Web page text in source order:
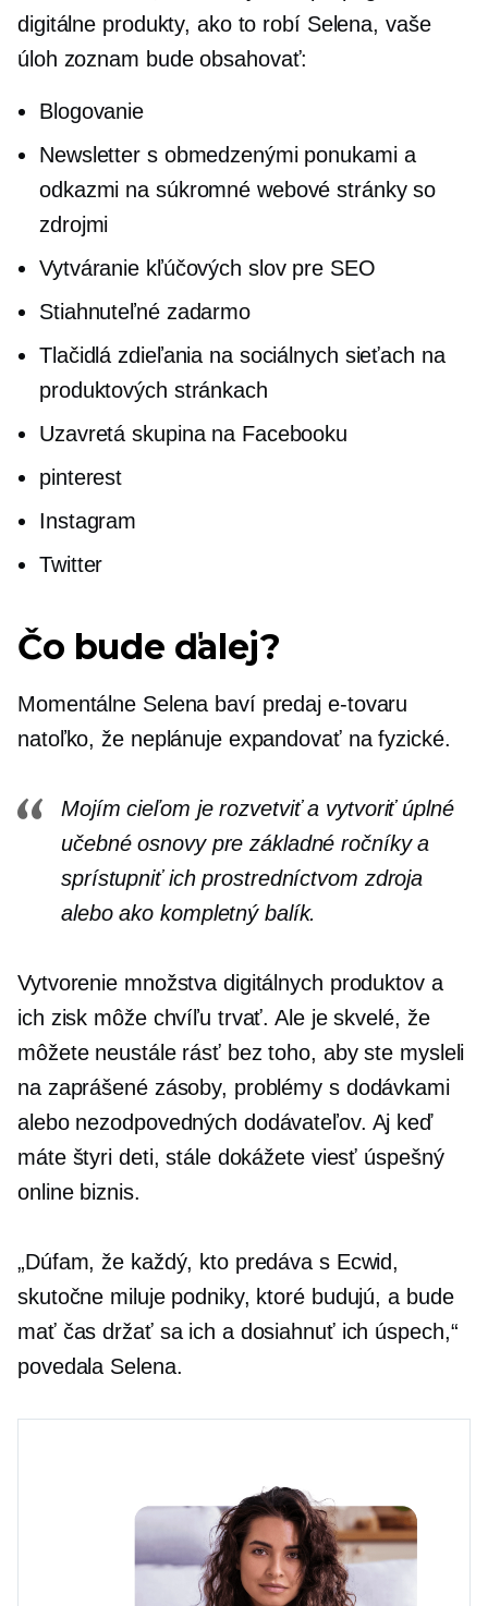
digitálne produkty, ako to robí Selena, vaše
úloh zoznam bude obsahovať:
Blogovanie
Newsletter s obmedzenými ponukami a
odkazmi na súkromné ​​webové stránky so
zdrojmi
Vytváranie kľúčových slov pre SEO
Stiahnuteľné zadarmo
Tlačidlá zdieľania na sociálnych sieťach na
produktových stránkach
Uzavretá skupina na Facebooku
pinterest
Instagram
Twitter
Čo bude ďalej?
Momentálne Selena baví predaj e-tovaru
natoľko, že neplánuje expandovať na fyzické.
Mojím cieľom je rozvetviť a vytvoriť úplné
učebné osnovy pre základné ročníky a
sprístupniť ich prostredníctvom zdroja
alebo ako kompletný balík.
Vytvorenie množstva digitálnych produktov a
ich zisk môže chvíľu trvať. Ale je skvelé, že
môžete neustále rásť bez toho, aby ste mysleli
na zaprášené zásoby, problémy s dodávkami
alebo nezodpovedných dodávateľov. Aj keď
máte štyri deti, stále dokážete viesť úspešný
online biznis.
„Dúfam, že každý, kto predáva s Ecwid,
skutočne miluje podniky, ktoré budujú, a bude
mať čas držať sa ich a dosiahnuť ich úspech,“
povedala Selena.